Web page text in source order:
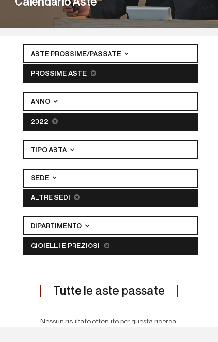
Calendario Aste
ASTE PROSSIME/PASSATE
PROSSIME ASTE
ANNO
2022
TIPO ASTA
SEDE
ALTRE SEDI
DIPARTIMENTO
GIOIELLI E PREZIOSI
Tutte le aste passate
Nessun risultato ottenuto per questa ricerca.